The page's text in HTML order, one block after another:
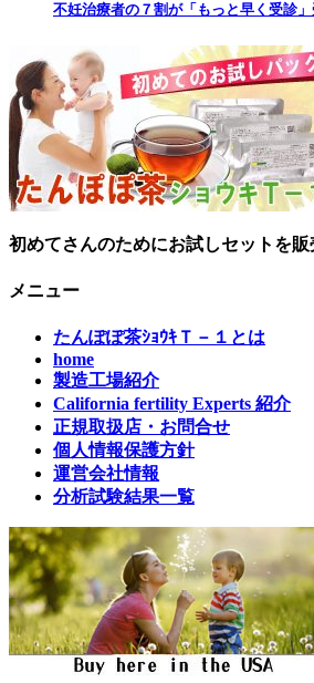
不妊治療者の７割が「もっと早く受診
初めてさんのためにお試しセットを販
メニュー
たんぽぽ茶ｼｮｳｷＴ－１とは
home
製造工場紹介
California fertility Experts 紹介
正規取扱店・お問合せ
個人情報保護方針
運営会社情報
分析試験結果一覧